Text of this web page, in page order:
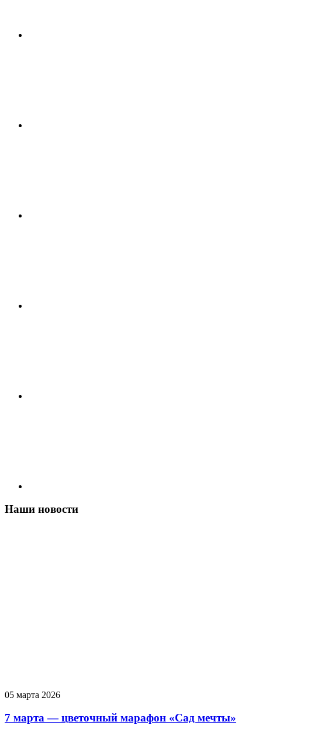
Наши новости
05 марта 2026
7 марта — цветочный марафон «Сад мечты»